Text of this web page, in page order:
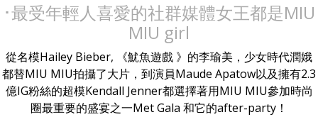
･最受年輕人喜愛的社群媒體女王都是MIU
MIU girl
從名模Hailey Bieber, 《魷魚遊戲 》的李瑜美，少女時代潤娥
都替MIU MIU拍攝了大片，到演員Maude Apatow以及擁有2.3
億IG粉絲的超模Kendall Jenner都選擇著用MIU MIU參加時尚
圈最重要的盛宴之一Met Gala 和它的after-party！